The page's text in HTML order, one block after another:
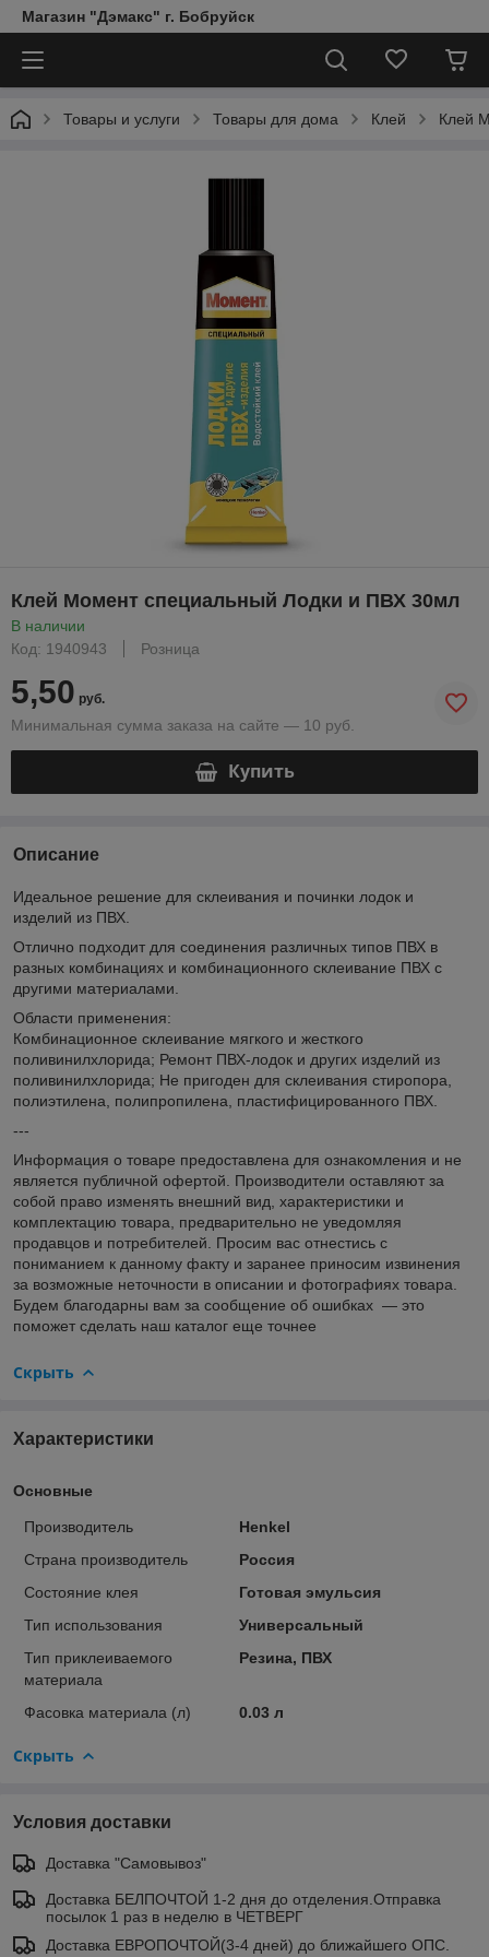
Магазин "Дэмакс" г. Бобруйск
Товары и услуги Товары для дома Клей Клей
Клей Момент специальный Лодки и ПВХ 30мл
В наличии
Код: 1940943
Розница
5,50 руб.
Минимальная сумма заказа на сайте — 10 руб.
Купить
Описание
Идеальное решение для склеивания и починки лодок и
изделий из ПВХ.
Отлично подходит для соединения различных типов ПВХ в
разных комбинациях и комбинационного склеивание ПВХ с
другими материалами.
Области применения:
Комбинационное склеивание мягкого и жесткого
поливинилхлорида; Ремонт ПВХ-лодок и других изделий из
поливинилхлорида; Не пригоден для склеивания стиропора,
полиэтилена, полипропилена, пластифицированного ПВХ.
---
Информация о товаре предоставлена для ознакомления и не
является публичной офертой. Производители оставляют за
собой право изменять внешний вид, характеристики и
комплектацию товара, предварительно не уведомляя
продавцов и потребителей. Просим вас отнестись с
пониманием к данному факту и заранее приносим извинения
за возможные неточности в описании и фотографиях товара.
Будем благодарны вам за сообщение об ошибках — это
поможет сделать наш каталог еще точнее
Скрыть
Характеристики
Основные
Производитель
Henkel
Страна производитель
Россия
Состояние клея
Готовая эмульсия
Тип использования
Универсальный
Тип приклеиваемого
материала
Резина, ПВХ
Фасовка материала (л) 0.03 л
Скрыть
Условия доставки
Доставка "Самовывоз"
Доставка БЕЛПОЧТОЙ 1-2 дня до отделения.Отправка
посылок 1 раз в неделю в ЧЕТВЕРГ
Доставка ЕВРОПОЧТОЙ(3-4 дней) до ближайшего ОПС.